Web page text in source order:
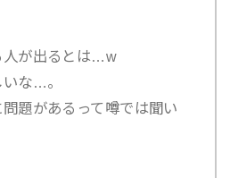
人が出るとは…w
な…。
題があるって噂では聞い